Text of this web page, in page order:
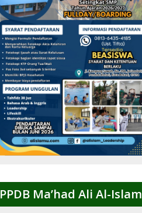
PPDB Ma’had Ali Al-Islam